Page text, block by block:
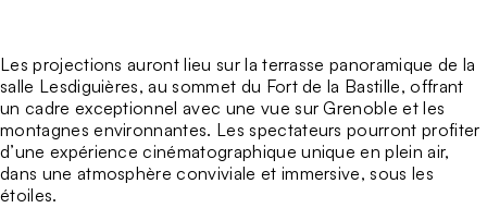
Les projections auront lieu sur laterrasse panoramique de la
salle Lesdiguières, au sommet du Fort de la Bastille, offrant
un cadre exceptionnel avec une vue sur Grenoble et les
montagnes environnantes. Les spectateurs pourront profiter
d’une expérience cinématographique unique en plein air,
dans une atmosphère conviviale et immersive, sous les
étoiles.